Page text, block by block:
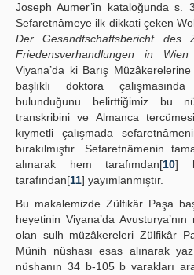
Joseph Aumer’in kataloğunda s.
Sefaretnâmeye ilk dikkati çeken
Der Gesandtschaftsbericht
Friedensverhandlungen in Wien
Viyana’da ki Barış
başlıklı doktora
bulunduğunu belirttiğimiz bu
transkribini ve Almanca
kıymetli çalışmada
bırakılmıştır. Sefaretnâmenin
alınarak hem tarafımdan[10]
tarafından[11] yayımlanmıştır.
Bu makalemizde Zülfikâr Paşa
heyetinin Viyana’da
olan sulh müzâkereleri Zülfikâr
Münih nüshası esas alınarak
nüshanın 34 b-105 b varakları